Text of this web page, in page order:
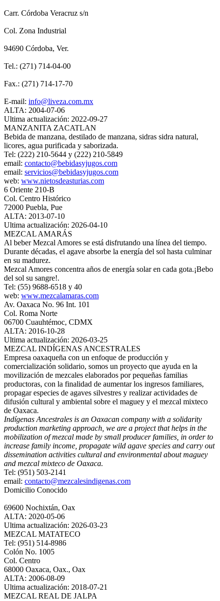
Carr. Córdoba Veracruz s/n
Col. Zona Industrial
94690 Córdoba, Ver.
Tel.: (271) 714-04-00
Fax.: (271) 714-17-70
E-mail: info@liveza.com.mx
ALTA: 2004-07-06
Ultima actualización: 2022-09-27
MANZANITA ZACATLAN
Bebida de manzana, destilado de manzana, sidras sidra natural,
licores, agua purificada y saborizada.
Tel: (222) 210-5644 y (222) 210-5849
email: contacto@bebidasyjugos.com
email: servicios@bebidasyjugos.com
web: www.nietosdeasturias.com
6 Oriente 210-B
Col. Centro Histórico
72000 Puebla, Pue
ALTA: 2013-07-10
Ultima actualización: 2026-04-10
MEZCAL AMARÁS
Al beber Mezcal Amores se está disfrutando una línea del tiempo.
Durante décadas, el agave absorbe la energía del sol hasta culminar
en su madurez.
Mezcal Amores concentra años de energía solar en cada gota.¡Bebo
del sol su sangre!.
Tel: (55) 9688-6518 y 40
web: www.mezcalamaras.com
Av. Oaxaca No. 96 Int. 101
Col. Roma Norte
06700 Cuauhtémoc, CDMX
ALTA: 2016-10-28
Ultima actualización: 2026-03-25
MEZCAL INDÍGENAS ANCESTRALES
Empresa oaxaqueña con un enfoque de producción y
comercialización solidario, somos un proyecto que ayuda en la
movilización de mezcales elaborados por pequeñas familias
productoras, con la finalidad de aumentar los ingresos familiares,
propagar especies de agaves silvestres y realizar actividades de
difusión cultural y ambiental sobre el maguey y el mezcal mixteco
de Oaxaca.
Indígenas Ancestrales is an Oaxacan company with a solidarity
production marketing approach, we are a project that helps in the
mobilization of mezcal made by small producer families, in order to
increase family income, propagate wild agave species and carry out
dissemination activities cultural and environmental about maguey
and mezcal mixteco de Oaxaca.
Tel: (951) 503-2141
email: contacto@mezcalesindigenas.com
Domicilio Conocido
69600 Nochixtán, Oax
ALTA: 2020-05-06
Ultima actualización: 2026-03-23
MEZCAL MATATECO
Tel: (951) 514-8986
Colón No. 1005
Col. Centro
68000 Oaxaca, Oax., Oax
ALTA: 2006-08-09
Ultima actualización: 2018-07-21
MEZCAL REAL DE JALPA